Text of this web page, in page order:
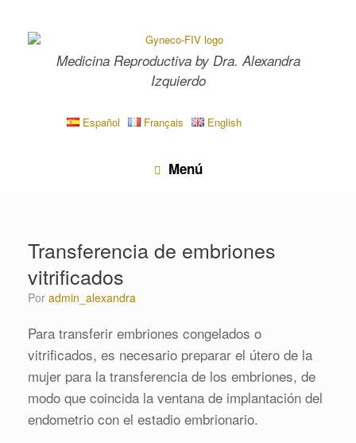
contenido
Medicina Reproductiva by Dra. Alexandra
Izquierdo
Español Français English
Menú
Transferencia de embriones
vitrificados
por admin_alexandra
Para transferir embriones congelados o
vitrificados, es necesario preparar el útero de la
mujer para la transferencia de los embriones, de
modo que coincida la ventana de implantación del
endometrio con el estadio embrionario.